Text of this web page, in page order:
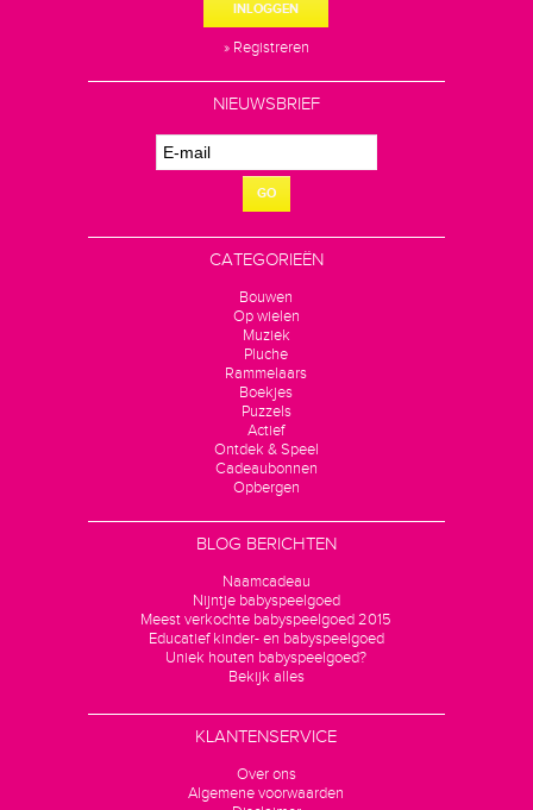
INLOGGEN
» Registreren
NIEUWSBRIEF
GO
CATEGORIEËN
Bouwen
Op wielen
Muziek
Pluche
Rammelaars
Boekjes
Puzzels
Actief
Ontdek & Speel
Cadeaubonnen
Opbergen
BLOG BERICHTEN
Naamcadeau
Nijntje babyspeelgoed
Meest verkochte babyspeelgoed 2015
Educatief kinder- en babyspeelgoed
Uniek houten babyspeelgoed?
Bekijk alles
KLANTENSERVICE
Over ons
Algemene voorwaarden